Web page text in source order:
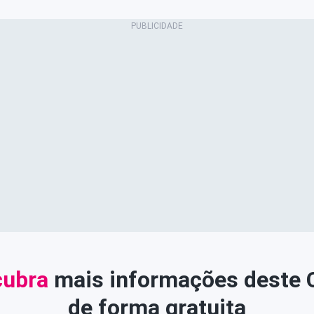
mais informações deste
de forma gratuita